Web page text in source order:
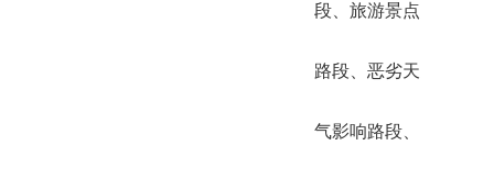
段、旅游景点
路段、恶劣天
气影响路段、